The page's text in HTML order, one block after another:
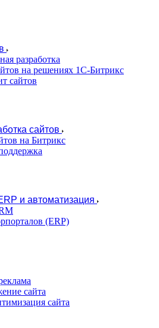
разработка
на решениях 1С-Битрикс
сайтов
сайтов
на Битрикс
и автоматизация
(ERP)
сайта
сайта